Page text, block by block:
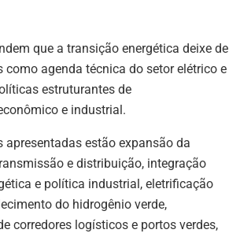
que a transição energética deixe de
como agenda técnica do setor elétrico e
estruturantes de
e industrial.
apresentadas estão expansão da
e distribuição, integração
e política industrial, eletrificação
do hidrogênio verde,
corredores logísticos e portos verdes,